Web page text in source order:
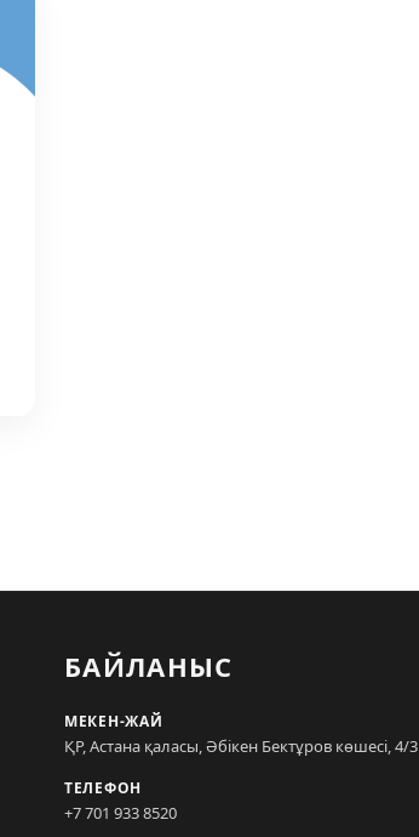
БАЙЛАНЫС
МЕКЕН-ЖАЙ
ҚР, Астана қаласы, Әбікен Бектұров көшесі, 4/3
ТЕЛЕФОН
+7 701 933 8520